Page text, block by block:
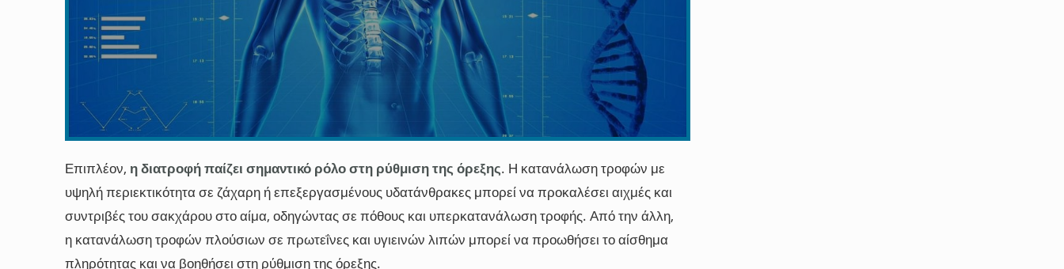
Επιπλέον, η διατροφή παίζει σημαντικό ρόλο στη ρύθμιση της όρεξης. Η κατανάλωση τροφών με
υψηλή περιεκτικότητα σε ζάχαρη ή επεξεργασμένους υδατάνθρακες μπορεί να προκαλέσει αιχμές και
συντριβές του σακχάρου στο αίμα, οδηγώντας σε πόθους και υπερκατανάλωση τροφής. Από την άλλη,
η κατανάλωση τροφών πλούσιων σε πρωτεΐνες και υγιεινών λιπών μπορεί να προωθήσει το αίσθημα
πληρότητας και να βοηθήσει στη ρύθμιση της όρεξης.